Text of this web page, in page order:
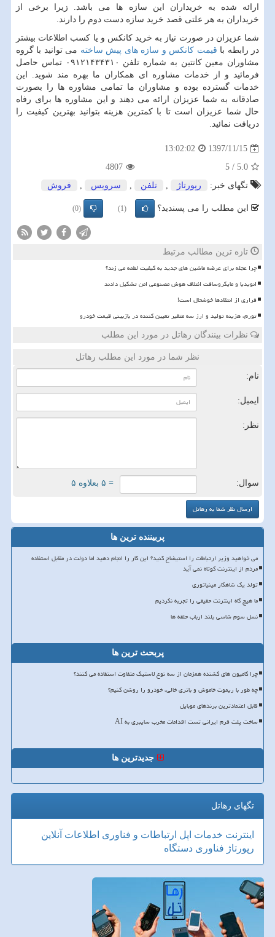
ارائه شده به خریداران این سازه ها می باشد. زیرا برخی از
خریداران به هر علتی قصد خرید سازه دست دوم را دارند.
شما عزیزان در صورت نیاز به خرید کانکس و یا کسب اطلاعات بیشتر
در رابطه با قیمت کانکس و سازه های پیش ساخته می توانید با گروه
مشاوران معین کانتین به شماره تلفن ۰۹۱۲۱۴۳۴۳۱۰ تماس حاصل
فرمائید و از خدمات مشاوره ای همکاران ما بهره مند شوید. این
خدمات گسترده بوده و مشاوران ما تمامی مشاوره ها را بصورت
صادقانه به شما عزیزان ارائه می دهند و این مشاوره ها برای رفاه
حال شما عزیزان است تا با کمترین هزینه بتوانید بهترین کیفیت را
دریافت نمائید.
1397/11/15
13:02:02
5.0
/
5
4807
تگهای خبر:
رپورتاژ , تلفن , سرویس , فروش
این مطلب را می پسندید؟ (1)
(0)
تازه ترین مطالب مرتبط
چرا عجله برای عرضه ماشین های جدید به کیفیت لطمه می زند؟
انویدیا و مایکروسافت ائتلاف هوش مصنوعی امن تشکیل دادند
فراری از انتقادها خوشحال است!
تورم، هزینه تولید و ارز سه متغیر تعیین کننده در بازبینی قیمت خودرو
نظرات بینندگان رهاتل در مورد این مطلب
نظر شما در مورد این مطلب رهاتل
نام:
ایمیل:
نظر:
سوال: = ۵ بعلاوه ۵
پربیننده ترین ها
می خواهید وزیر ارتباطات را استیضاح کنید؟ این کار را انجام دهید اما دولت در مقابل استفاده
مردم از اینترنت کوتاه نمی آید
تولد یک شاهکار مینیاتوری
ما هیچ گاه اینترنت حقیقی را تجربه نکردیم
نسل سوم شاسی بلند ارباب حلقه ها
پربحث ترین ها
چرا کامیون های کشنده همزمان از سه نوع لاستیک متفاوت استفاده می کنند؟
چه طور با ریموت خاموش و باتری خالی، خودرو را روشن کنیم؟
قابل اعتمادترین برندهای موبایل
ساخت پلت فرم ایرانی تست اقدامات مخرب سایبری به AI
جدیدترین ها
تگهای رهاتل
اینترنت خدمات اپل ارتباطات و فناوری اطلاعات آنلاین
رپورتاژ فناوری دستگاه